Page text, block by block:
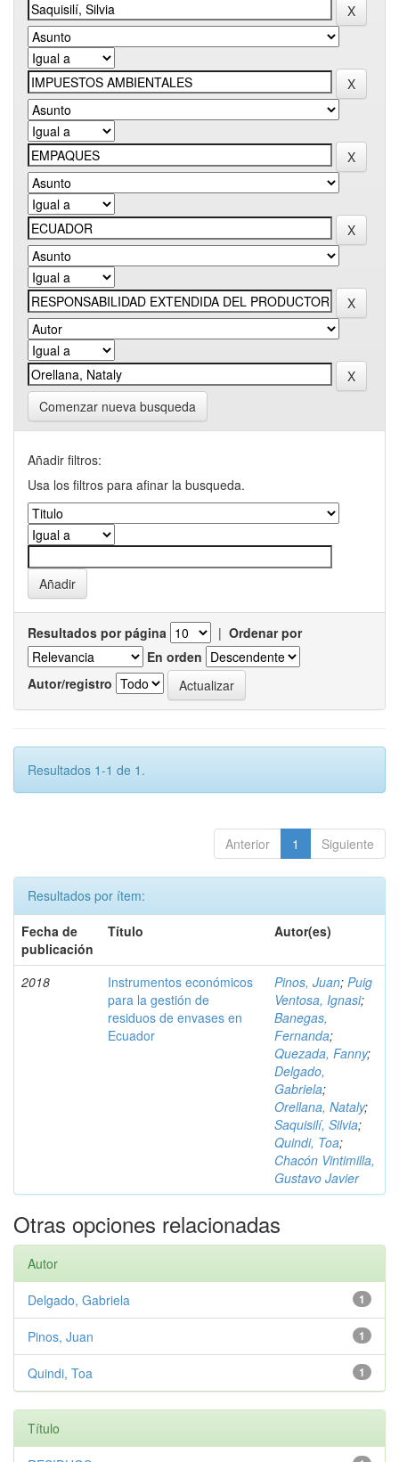
Comenzar nueva busqueda
Añadir filtros:
Usa los filtros para afinar la busqueda.
Resultados por página | Ordenar por
En orden
Autor/registro
Resultados 1-1 de 1.
Anterior 1 Siguiente
Resultados por ítem:
Fecha de
publicación
Título Autor(es)
2018
Instrumentos económicos
para la gestión de
residuos de envases en
Ecuador
Pinos, Juan; Puig
Ventosa, Ignasi;
Banegas,
Fernanda;
Quezada, Fanny;
Delgado,
Gabriela;
Orellana, Nataly;
Saquisilí, Silvia;
Quindi, Toa;
Chacón Vintimilla,
Gustavo Javier
Otras opciones relacionadas
Autor
1
Delgado, Gabriela
1
Pinos, Juan
1
Quindi, Toa
Título